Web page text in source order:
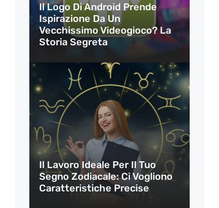
Il Logo Di Android Prende
Ispirazione Da Un
Vecchissimo Videogioco? La
Storia Segreta
Il Lavoro Ideale Per Il Tuo
Segno Zodiacale: Ci Vogliono
Caratteristiche Precise